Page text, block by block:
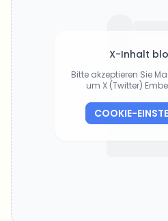
X-Inhalt
Bitte akzeptieren Sie
um X (Twitter)
COOKIE-